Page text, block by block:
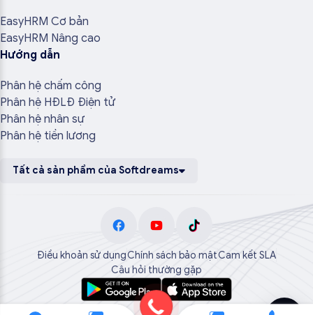
EasyHRM Cơ bản
EasyHRM Nâng cao
Hướng dẫn
Phân hệ chấm công
Phân hệ HĐLĐ Điện tử
Phân hệ nhân sự
Phân hệ tiền lương
Tất cả sản phẩm của Softdreams
Điều khoản sử dụngChính sách bảo mậtCam kết SLA
Câu hỏi thường gặp